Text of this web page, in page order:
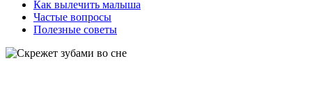
Как вылечить малыша
Частые вопросы
Полезные советы